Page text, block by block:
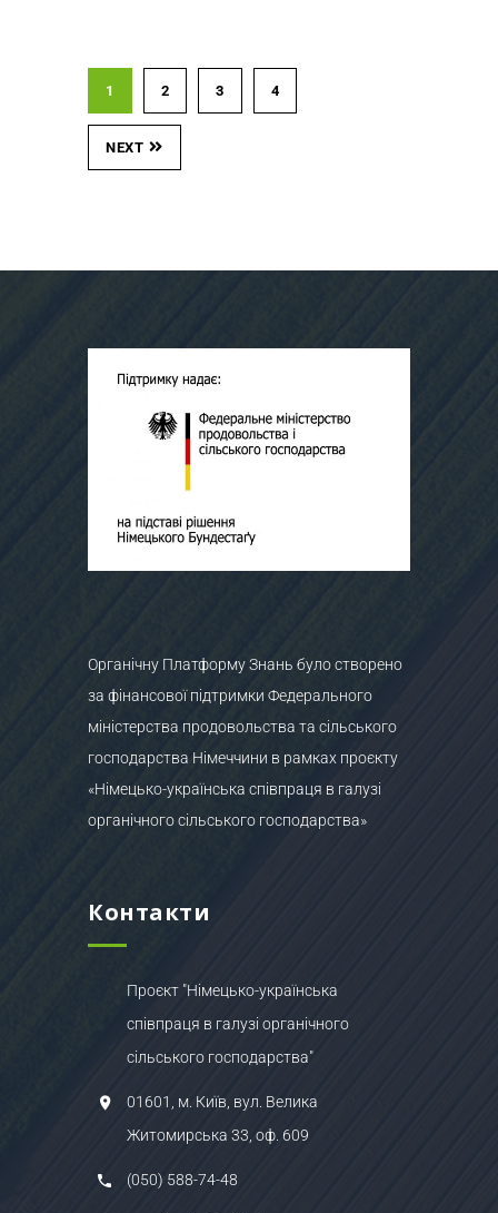
1 2 3 4
NEXT
Органічну Платформу Знань було створено
за фінансової підтримки Федерального
міністерства продовольства та сільського
господарства Німеччини в рамках проєкту
«Німецько-українська співпраця в галузі
органічного сільського господарства»
Контакти
Проєкт "Німецько-українська
співпраця в галузі органічного
сільського господарства"
01601, м. Київ, вул. Велика
Житомирська 33, оф. 609
(050) 588-74-48